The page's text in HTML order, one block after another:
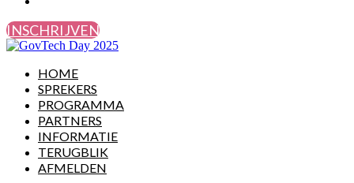
INSCHRIJVEN
HOME
SPREKERS
PROGRAMMA
PARTNERS
INFORMATIE
TERUGBLIK
AFMELDEN